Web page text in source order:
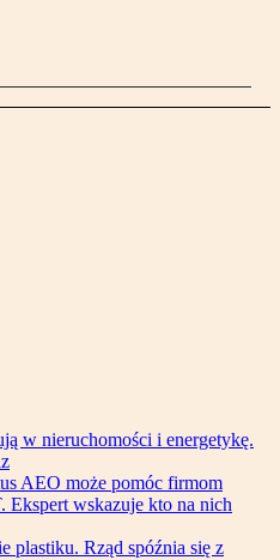
w nieruchomości i energetykę.
AEO może pomóc firmom
Ekspert wskazuje kto na nich
plastiku. Rząd spóźnia się z